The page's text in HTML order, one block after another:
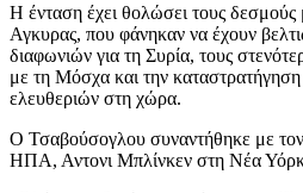
Η ένταση έχει θολώσει τους δεσμούς
Αγκυρας, που φάνηκαν να έχουν
διαφωνιών για τη Συρία, τους
με τη Μόσχα και την
ελευθεριών στη χώρα.
Ο Τσαβούσογλου συναντήθηκε με
ΗΠΑ, Αντονι Μπλίνκεν στη Νέα